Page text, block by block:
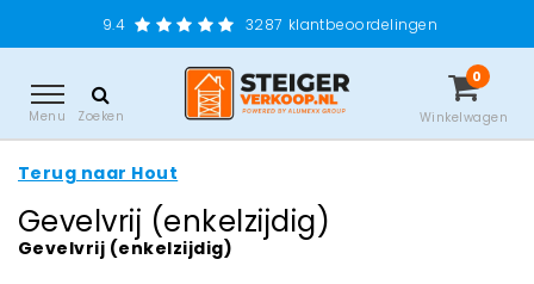
9.4 3287 klantbeoordelingen
Menu Zoeken
0
Winkelwagen
Terug naar Hout
Gevelvrij (enkelzijdig)
Gevelvrij (enkelzijdig)